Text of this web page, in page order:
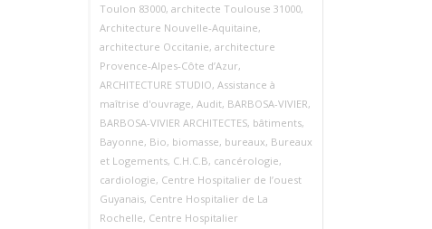
Toulon 83000, architecte Toulouse 31000,
Architecture Nouvelle‑Aquitaine,
architecture Occitanie, architecture
Provence‑Alpes‑Côte d’Azur,
ARCHITECTURE STUDIO, Assistance à
maîtrise d'ouvrage, Audit, BARBOSA-VIVIER,
BARBOSA-VIVIER ARCHITECTES, bâtiments,
Bayonne, Bio, biomasse, bureaux, Bureaux
et Logements, C.H.C.B, cancérologie,
cardiologie, Centre Hospitalier de l’ouest
Guyanais, Centre Hospitalier de La
Rochelle, Centre Hospitalier